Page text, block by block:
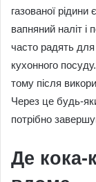
газованої
вапняний наліт
часто радять для
кухонного
тому після
Через це будь-
потрібно
Де кока-